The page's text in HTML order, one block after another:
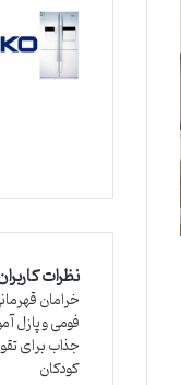
نظرات
خرامان
فومی و پازل
جذاب برای
کودکان